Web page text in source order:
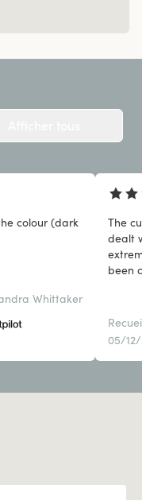
colour (dark
Whittaker
The
dealt
been
as
05/